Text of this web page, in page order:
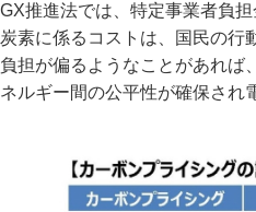
推進法では、特定事業者負
素に係るコストは、国民の行
担が偏るようなことがあれば
ルギー間の公平性が確保され